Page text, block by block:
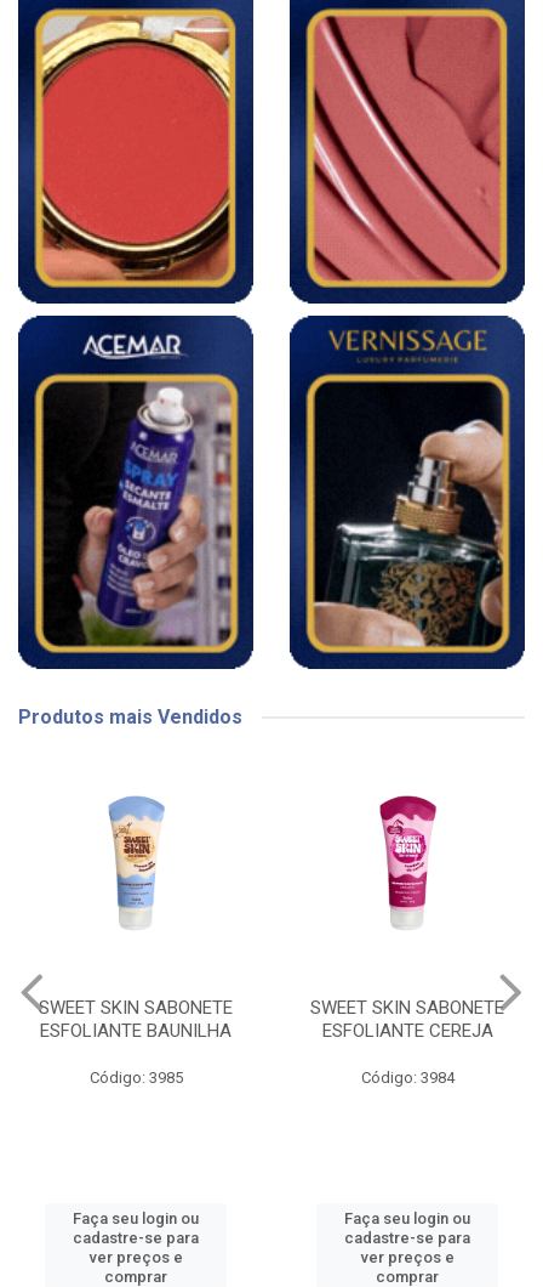
Produtos mais Vendidos
SWEET SKIN SABONETE
ESFOLIANTE BAUNILHA
Código: 3985
Faça seu login ou
cadastre-se para
ver preços e
comprar
SWEET SKIN SABONETE
ESFOLIANTE CEREJA
Código: 3984
Faça seu login ou
cadastre-se para
ver preços e
comprar